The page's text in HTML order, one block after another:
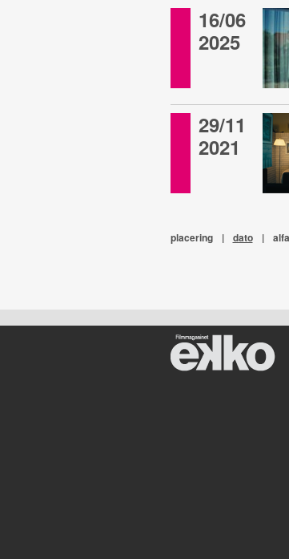
16/06
2025
29/11
2021
placering | dato |